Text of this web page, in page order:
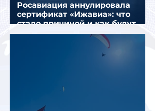
Росавиация аннулировала
сертификат «Ижавиа»: что
стало причиной и как будут
перевозить пассажиров